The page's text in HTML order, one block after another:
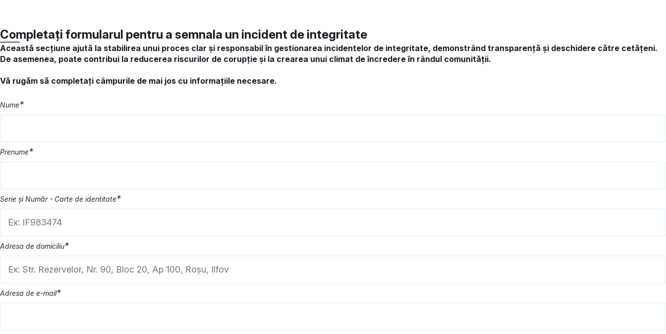
Completați formularul pentru a semnala un incident de integritate
Această secțiune ajută la stabilirea unui proces clar și responsabil în gestionarea incidentelor de integritate, demonstrând transparență și deschidere către cetățeni.
De asemenea, poate contribui la reducerea riscurilor de corupție și la crearea unui climat de încredere în rândul comunității.
Vă rugăm să completați câmpurile de mai jos cu informațiile necesare.
Nume*
Prenume*
Serie și Număr - Carte de identitate*
Adresa de domiciliu*
Adresa de e-mail*